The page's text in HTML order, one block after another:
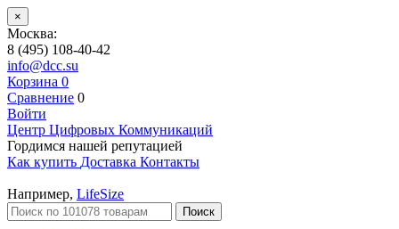
×
Москва:
8 (495) 108-40-42
info@dcc.su
Корзина 0
Сравнение 0
Войти
Центр Цифровых Коммуникаций
Гордимся нашей репутацией
Как купить Доставка Контакты
Например, LifeSize
Поиск